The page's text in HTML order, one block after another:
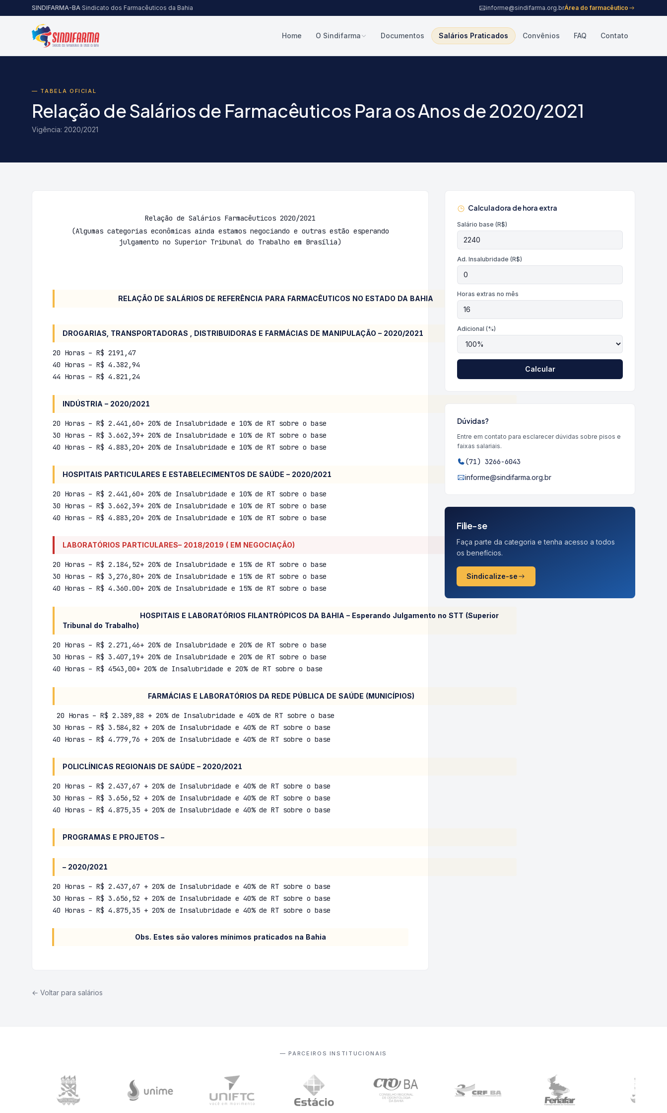
Pular para o conteúdo
SINDIFARMA-BA·Sindicato dos Farmacêuticos da Bahia informe@sindifarma.org.brÁrea do farmacêutico
Home O Sindifarma Documentos Salários Praticados Convênios FAQ Contato
— TABELA OFICIAL
Relação de Salários de Farmacêuticos Para os Anos de 2020/2021
Vigência: 2020/2021
Relação de Salários Farmacêuticos 2020/2021
(Algumas categorias econômicas ainda estamos negociando e outras estão esperando
julgamento no Superior Tribunal do Trabalho em Brasília)
RELAÇÃO DE SALÁRIOS DE REFERÊNCIA PARA FARMACÊUTICOS NO ESTADO DA BAHIA
DROGARIAS, TRANSPORTADORAS , DISTRIBUIDORAS E FARMÁCIAS DE MANIPULAÇÃO – 2020/2021
20 Horas – R$ 2191,47
40 Horas – R$ 4.382,94
44 Horas – R$ 4.821,24
INDÚSTRIA – 2020/2021
20 Horas – R$ 2.441,60+ 20% de Insalubridade e 10% de RT sobre o base
30 Horas – R$ 3.662,39+ 20% de Insalubridade e 10% de RT sobre o base
40 Horas – R$ 4.883,20+ 20% de Insalubridade e 10% de RT sobre o base
HOSPITAIS PARTICULARES E ESTABELECIMENTOS DE SAÚDE – 2020/2021
20 Horas – R$ 2.441,60+ 20% de Insalubridade e 10% de RT sobre o base
30 Horas – R$ 3.662,39+ 20% de Insalubridade e 10% de RT sobre o base
40 Horas – R$ 4.883,20+ 20% de Insalubridade e 10% de RT sobre o base
LABORATÓRIOS PARTICULARES– 2018/2019 ( EM NEGOCIAÇÃO)
20 Horas – R$ 2.184,52+ 20% de Insalubridade e 15% de RT sobre o base
30 Horas – R$ 3,276,80+ 20% de Insalubridade e 15% de RT sobre o base
40 Horas – R$ 4.360.00+ 20% de Insalubridade e 15% de RT sobre o base
HOSPITAIS E LABORATÓRIOS FILANTRÓPICOS DA BAHIA – Esperando Julgamento no STT (Superior
Tribunal do Trabalho)
20 Horas – R$ 2.271,46+ 20% de Insalubridade e 20% de RT sobre o base
30 Horas – R$ 3.407,19+ 20% de Insalubridade e 20% de RT sobre o base
40 Horas – R$ 4543,00+ 20% de Insalubridade e 20% de RT sobre o base
FARMÁCIAS E LABORATÓRIOS DA REDE PÚBLICA DE SAÚDE (MUNICÍPIOS)
20 Horas – R$ 2.389,88 + 20% de Insalubridade e 40% de RT sobre o base
30 Horas – R$ 3.584,82 + 20% de Insalubridade e 40% de RT sobre o base
40 Horas – R$ 4.779,76 + 20% de Insalubridade e 40% de RT sobre o base
POLICLÍNICAS REGIONAIS DE SAÚDE – 2020/2021
20 Horas – R$ 2.437,67 + 20% de Insalubridade e 40% de RT sobre o base
30 Horas – R$ 3.656,52 + 20% de Insalubridade e 40% de RT sobre o base
40 Horas – R$ 4.875,35 + 20% de Insalubridade e 40% de RT sobre o base
PROGRAMAS E PROJETOS –
– 2020/2021
20 Horas – R$ 2.437,67 + 20% de Insalubridade e 40% de RT sobre o base
30 Horas – R$ 3.656,52 + 20% de Insalubridade e 40% de RT sobre o base
40 Horas – R$ 4.875,35 + 20% de Insalubridade e 40% de RT sobre o base
Obs. Estes são valores mínimos praticados na Bahia
Calculadora de hora extra
Salário base (R$)
Ad. Insalubridade (R$)
Horas extras no mês
Adicional (%)
Calcular
Dúvidas?
Entre em contato para esclarecer dúvidas sobre pisos e
faixas salariais.
(71) 3266-6043
informe@sindifarma.org.br
Filie-se
Faça parte da categoria e tenha acesso a todos
os benefícios.
Sindicalize-se
← Voltar para salários
— PARCEIROS INSTITUCIONAIS